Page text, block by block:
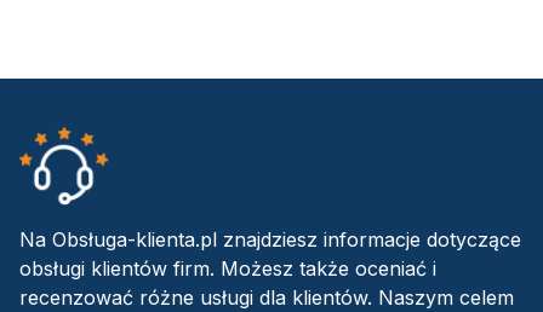
Na Obsługa-klienta.pl znajdziesz informacje dotyczące
obsługi klientów firm. Możesz także oceniać i
recenzować różne usługi dla klientów. Naszym celem